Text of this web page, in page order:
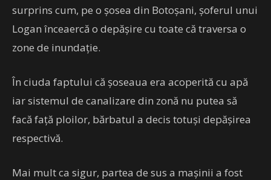
surprins cum, pe o şosea din Botoşani, şoferul unui
Logan înceaercă o depăşire cu toate că traversa o
zone de inundaţie.
În ciuda faptului că şoseaua era acoperită cu apă
iar sistemul de canalizare din zonă nu putea să
facă faţă ploilor, bărbatul a decis totuşi depăşirea
respectivă.
Mai mult ca sigur, partea de sus a maşinii a fost